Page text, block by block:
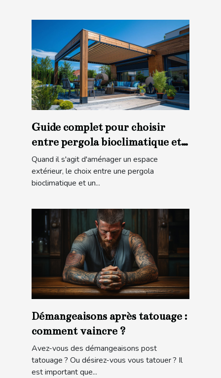
Guide complet pour choisir
entre pergola bioclimatique et
store banne
Quand il s'agit d'aménager un espace
extérieur, le choix entre une pergola
bioclimatique et un...
Démangeaisons après tatouage :
comment vaincre ?
Avez-vous des démangeaisons post
tatouage ? Ou désirez-vous vous tatouer ? Il
est important que...